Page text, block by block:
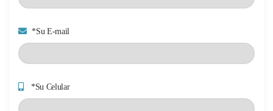
*Su E-mail
*Su Celular